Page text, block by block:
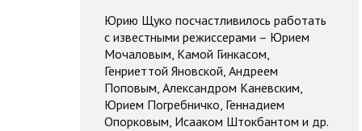
Юрию Щуко посчастливилось работать
с известными режиссерами – Юрием
Мочаловым, Камой Гинкасом,
Генриеттой Яновской, Андреем
Поповым, Александром Каневским,
Юрием Погребничко, Геннадием
Опорковым, Исааком Штокбантом и др.